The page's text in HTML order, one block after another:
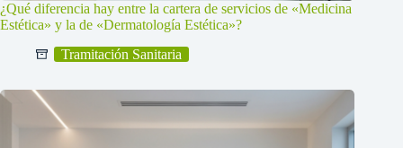
¿Qué diferencia hay entre la cartera de servicios de «Medicina
Estética» y la de «Dermatología Estética»?
Tramitación Sanitaria